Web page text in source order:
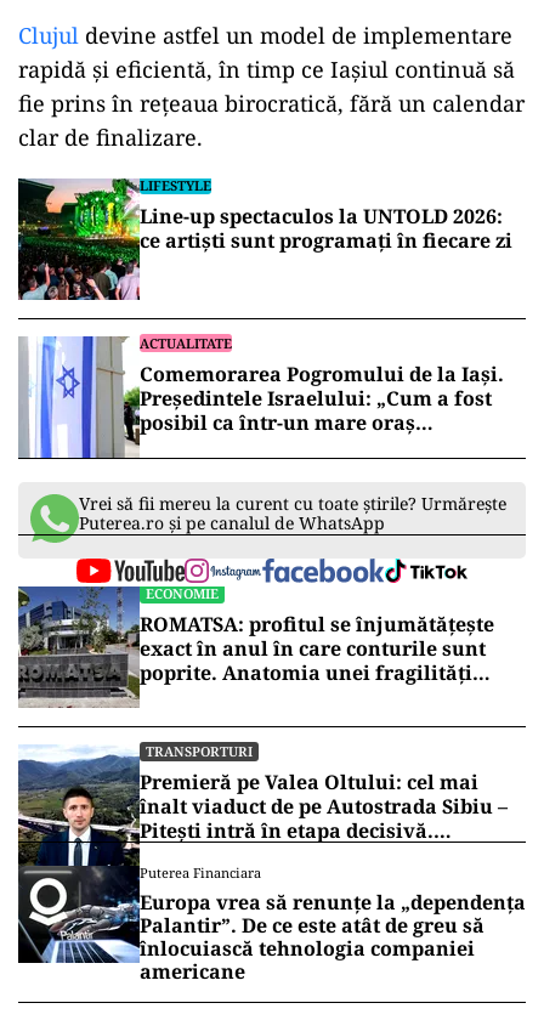
Clujul devine astfel un model de implementare
rapidă și eficientă, în timp ce Iașiul continuă să
fie prins în rețeaua birocratică, fără un calendar
clar de finalizare.
LIFESTYLE
Line-up spectaculos la UNTOLD 2026:
ce artiști sunt programați în fiecare zi
ACTUALITATE
Comemorarea Pogromului de la Iași.
Președintele Israelului: „Cum a fost
posibil ca într-un mare oraș
Vrei să fii mereu la curent cu toate știrile? Urmărește
Puterea.ro și pe canalul de WhatsApp
ECONOMIE
ROMATSA: profitul se înjumătățește
exact în anul în care conturile sunt
poprite. Anatomia unei fragilități
TRANSPORTURI
Premieră pe Valea Oltului: cel mai
înalt viaduct de pe Autostrada Sibiu –
Pitești intră în etapa decisivă.
anunță unde s-a ajuns cu lucrările
(VIDEO)
Puterea Financiara
Europa vrea să renunțe la „dependența
Palantir”. De ce este atât de greu să
înlocuiască tehnologia companiei
americane